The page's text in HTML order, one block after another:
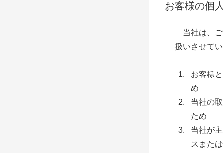
お客様の個
当社は、ご
扱いさせて
お客様
め
当社の
ため
当社が
スまた